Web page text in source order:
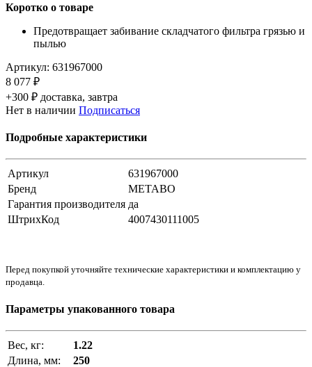
Коротко о товаре
Предотвращает забивание складчатого фильтра грязью и
пылью
Артикул: 631967000
8 077 ₽
+300 ₽ доставка, завтра
Нет в наличии Подписаться
Подробные характеристики
Артикул
631967000
Бренд
METABO
Гарантия производителя да
ШтрихКод
4007430111005
Перед покупкой уточняйте технические характеристики и комплектацию у
продавца.
Параметры упакованного товара
Вес, кг:
1.22
Длина, мм:
250